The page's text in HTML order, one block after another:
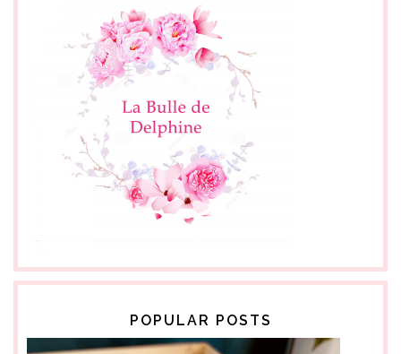
POPULAR POSTS